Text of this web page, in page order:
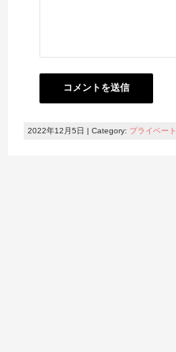
2022年12月5日 | Category: プライベート